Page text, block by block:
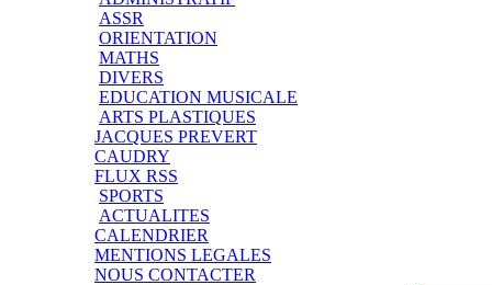
ASSR
ORIENTATION
MATHS
DIVERS
EDUCATION MUSICALE
ARTS PLASTIQUES
JACQUES PREVERT
CAUDRY
FLUX RSS
SPORTS
ACTUALITES
CALENDRIER
MENTIONS LEGALES
NOUS CONTACTER